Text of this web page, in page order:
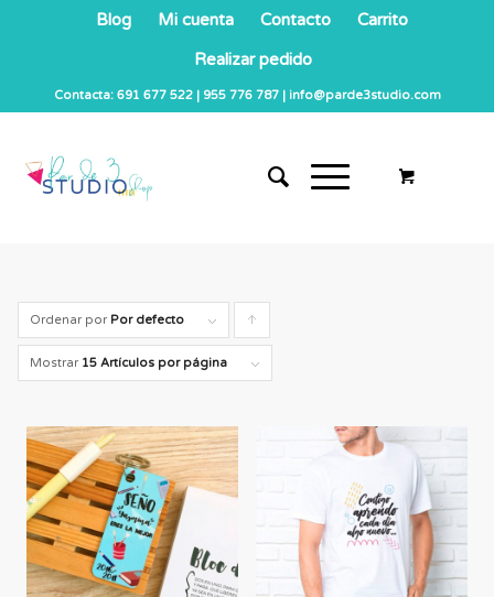
Blog Mi cuenta Contacto
Carrito
Realizar pedido
Contacta: 691 677 522 | 955 776 787 | info@parde3studio.com
Ordenar por Por defecto
cupones
de
ascendente
Mostrar 15 Artículos por página